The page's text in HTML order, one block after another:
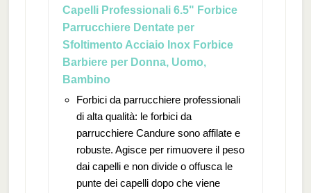
Capelli Professionali 6.5" Forbice
Parrucchiere Dentate per
Sfoltimento Acciaio Inox Forbice
Barbiere per Donna, Uomo,
Bambino
Forbici da parrucchiere professionali
di alta qualità: le forbici da
parrucchiere Candure sono affilate e
robuste. Agisce per rimuovere il peso
dai capelli e non divide o offusca le
punte dei capelli dopo che viene